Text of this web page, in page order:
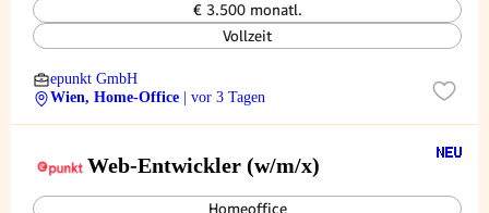
€ 3.500 monatl.
Vollzeit
epunkt GmbH
Wien, Home-Office
| vor 3 Tagen
Web-Entwickler (w/m/x)
Homeoffice